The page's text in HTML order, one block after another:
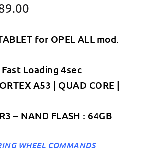
τιμή
€189.00.
for OPEL ALL mod.
Loading 4sec
A53 | QUAD CORE |
– NAND FLASH : 64GB
WHEEL COMMANDS